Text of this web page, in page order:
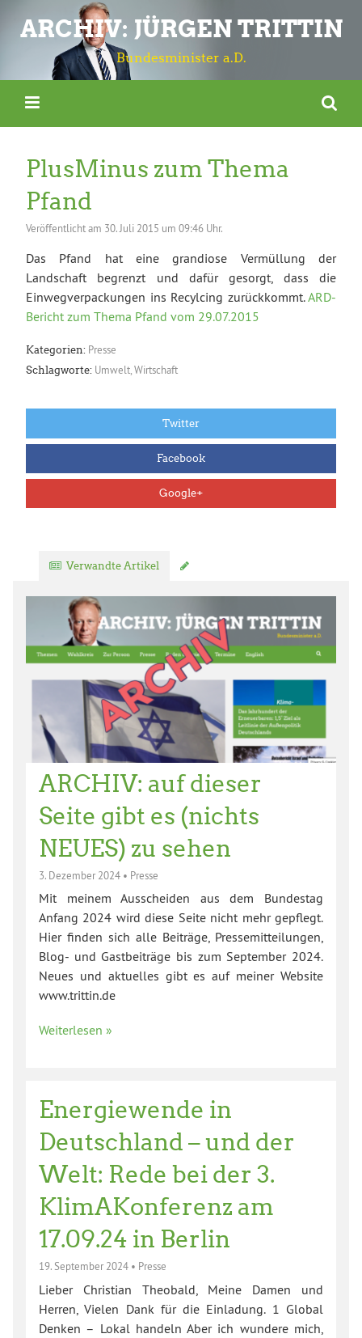
ARCHIV: JÜRGEN TRITTIN
Bundesminister a.D.
PlusMinus zum Thema
Pfand
Veröffentlicht am 30. Juli 2015 um 09:46 Uhr.
Das Pfand hat eine grandiose Vermüllung der
Landschaft begrenzt und dafür gesorgt, dass die
Einwegverpackungen ins Recylcing zurückkommt.ARD-
Bericht zum Thema Pfand vom 29.07.2015
Kategorien: Presse
Schlagworte: Umwelt Wirtschaft
Twitter
Facebook
Google+
Verwandte Artikel
ARCHIV: auf dieser
Seite gibt es (nichts
NEUES) zu sehen
3. Dezember 2024 • Presse
Mit meinem Ausscheiden aus dem Bundestag
Anfang 2024 wird diese Seite nicht mehr gepflegt.
Hier finden sich alle Beiträge, Pressemitteilungen,
Blog- und Gastbeiträge bis zum September 2024.
Neues und aktuelles gibt es auf meiner Website
www.trittin.de
Weiterlesen »
Energiewende in
Deutschland – und der
Welt: Rede bei der 3.
KlimAKonferenz am
17.09.24 in Berlin
19. September 2024 • Presse
Lieber Christian Theobald, Meine Damen und
Herren, Vielen Dank für die Einladung. 1 Global
Denken – Lokal handeln Aber ich wundere mich,